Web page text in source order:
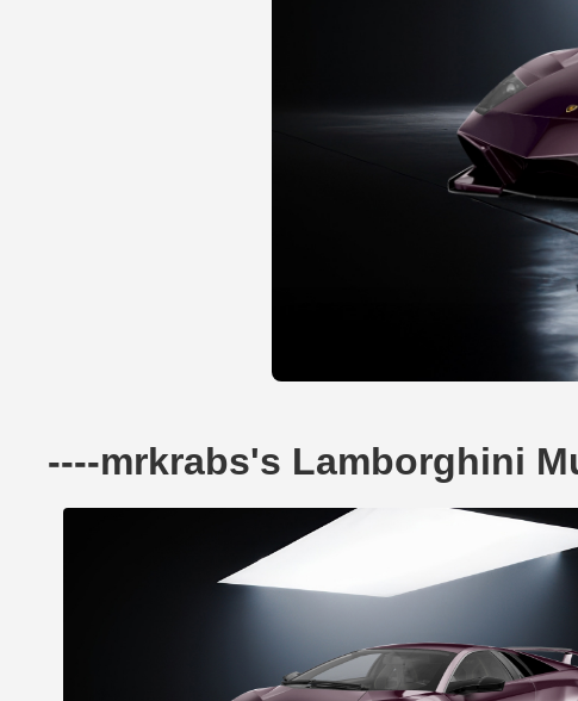
----mrkrabs's Lamborghini